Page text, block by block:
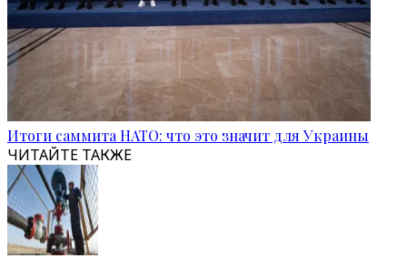
Итоги саммита НАТО: что это значит для Украины
ЧИТАЙТЕ ТАКЖЕ